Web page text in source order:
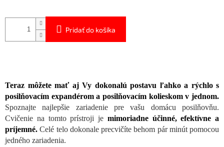
Pridať do košíka
Teraz môžete mať aj Vy dokonalú postavu ľahko a rýchlo s
posilňovacím expandérom a posilňovacím kolieskom v jednom.
Spoznajte najlepšie zariadenie pre vašu domácu posilňovňu.
Cvičenie na tomto prístroji je mimoriadne účinné, efektívne a
príjemné. Celé telo dokonale precvičíte behom pár minút pomocou
jedného zariadenia.